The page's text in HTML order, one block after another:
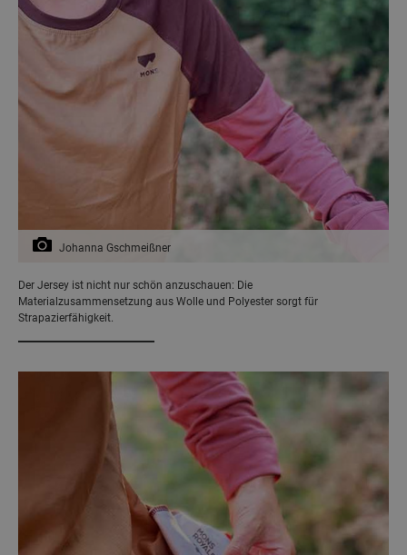
Johanna Gschmeißner
Der Jersey ist nicht nur schön anzuschauen: Die
Materialzusammensetzung aus Wolle und Polyester sorgt für
Strapazierfähigkeit.